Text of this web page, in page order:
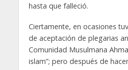
hasta que falleció.
Ciertamente, en ocasiones
de aceptación de plegarias
Comunidad Musulmana
islam”; pero después de